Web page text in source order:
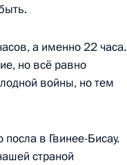
а именно 22 часа.
но всё равно
войны, но тем
в Гвинее-Бисау.
страной